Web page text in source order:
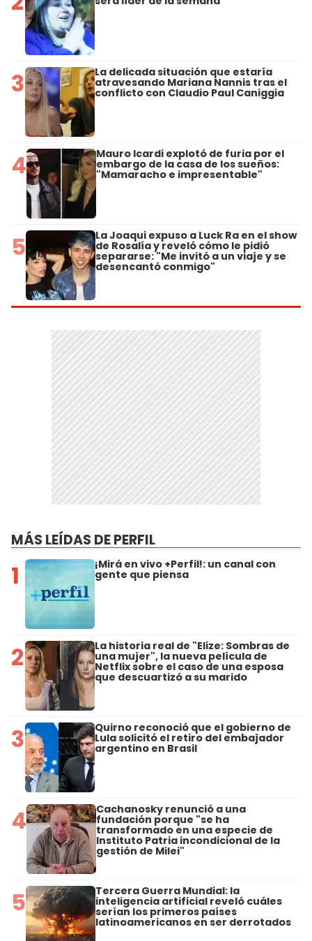
3 La delicada situación que estaría
atravesando Mariana Nannis tras el
conflicto con Claudio Paul Caniggia
4 Mauro Icardi explotó de furia por el
embargo de la casa de los sueños:
"Mamaracho e impresentable"
5 La Joaqui expuso a Luck Ra en el show
de Rosalía y reveló cómo le pidió
separarse: "Me invitó a un viaje y se
desencantó conmigo"
MÁS LEÍDAS DE PERFIL
1 ¡Mirá en vivo +Perfil!: un canal con
gente que piensa
2 La historia real de "Elize: Sombras de
una mujer", la nueva película de
Netflix sobre el caso de una esposa
que descuartizó a su marido
3 Quirno reconoció que el gobierno de
Lula solicitó el retiro del embajador
argentino en Brasil
4 Cachanosky renunció a una
fundación porque "se ha
transformado en una especie de
Instituto Patria incondicional de la
gestión de Milei"
5 Tercera Guerra Mundial: la
inteligencia artificial reveló cuáles
serían los primeros países
latinoamericanos en ser derrotados